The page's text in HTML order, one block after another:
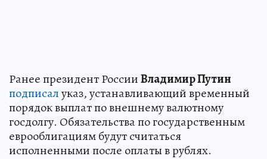
Ранее президент РоссииВладимир Путин
подписалуказ, устанавливающий временный
порядок выплат по внешнему валютному
госдолгу. Обязательства по государственным
еврооблигациям будут считаться
исполненными после оплаты в рублях.